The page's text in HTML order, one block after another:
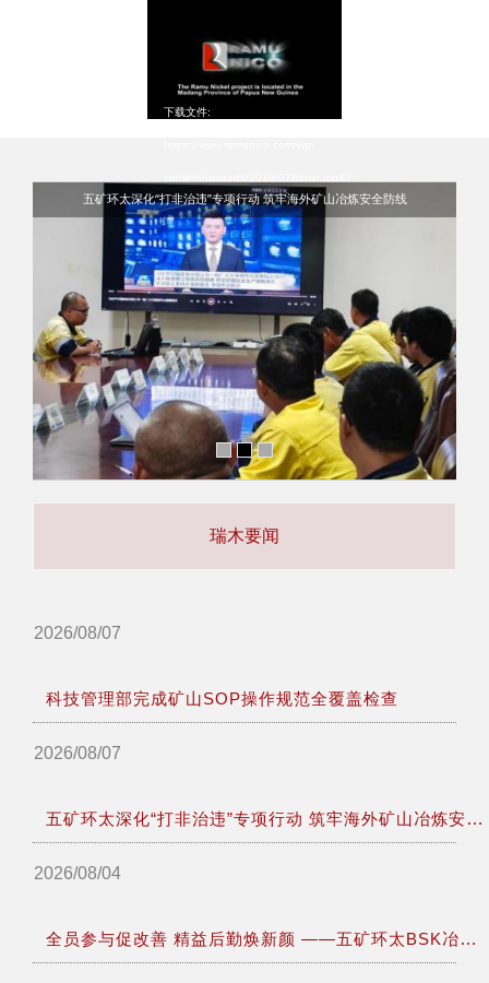
器
下载文件:
_=1
五矿环太深化“打非治违”专项行动 筑牢海外矿山冶炼安全防线
瑞木要闻
2026/08/07
科技管理部完成矿山SOP操作规范全覆盖检查
2026/08/07
五矿环太深化“打非治违”专项行动 筑牢海外矿山冶炼安全防线
2026/08/04
全员参与促改善 精益后勤焕新颜 ——五矿环太BSK冶炼厂后勤管理室扎实推进6S精益管理